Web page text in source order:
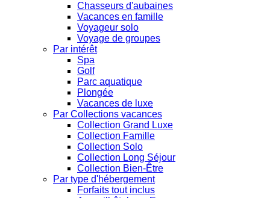
Chasseurs d'aubaines
Vacances en famille
Voyageur solo
Voyage de groupes
Par intérêt
Spa
Golf
Parc aquatique
Plongée
Vacances de luxe
Par Collections vacances
Collection Grand Luxe
Collection Famille
Collection Solo
Collection Long Séjour
Collection Bien-Être
Par type d'hébergement
Forfaits tout inclus